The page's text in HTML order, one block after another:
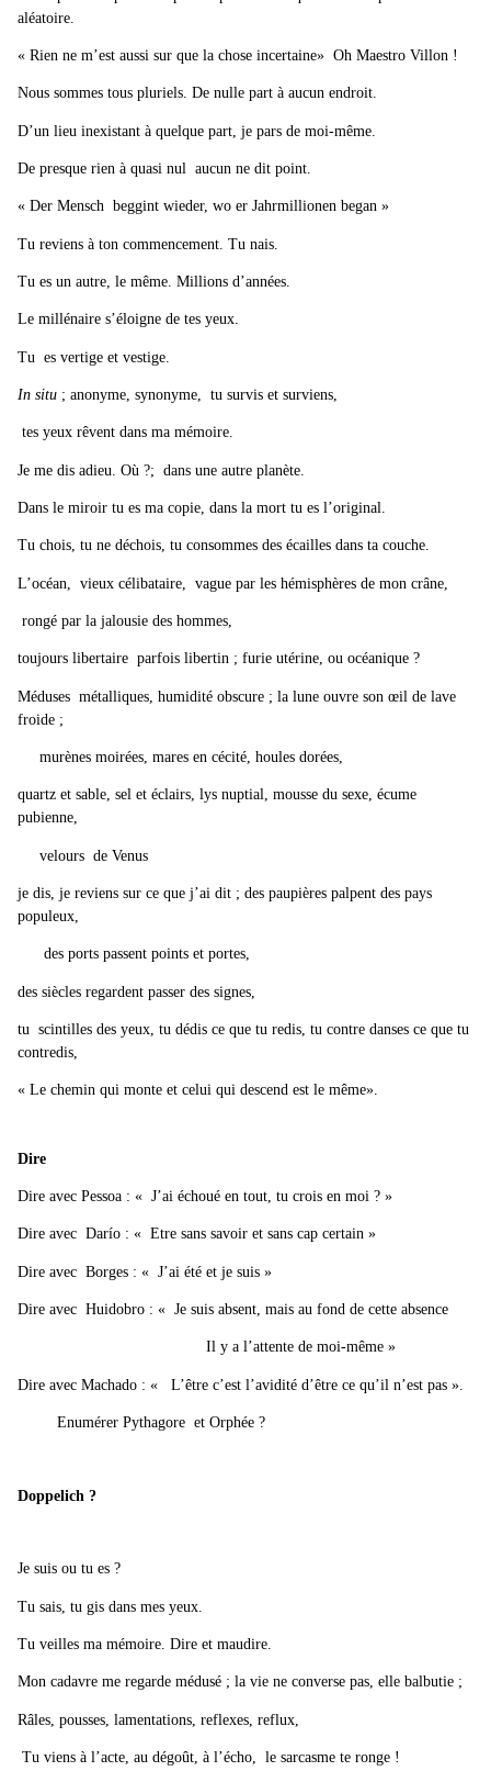
aléatoire.
« Rien ne m’est aussi sur que la chose incertaine» Oh Maestro Villon !
Nous sommes tous pluriels. De nulle part à aucun endroit.
D’un lieu inexistant à quelque part, je pars de moi-même.
De presque rien à quasi nul aucun ne dit point.
« Der Mensch beggint wieder, wo er Jahrmillionen began »
Tu reviens à ton commencement. Tu nais.
Tu es un autre, le même. Millions d’années.
Le millénaire s’éloigne de tes yeux.
Tu es vertige et vestige.
In situ ; anonyme, synonyme, tu survis et surviens,
tes yeux rêvent dans ma mémoire.
Je me dis adieu. Où ?; dans une autre planète.
Dans le miroir tu es ma copie, dans la mort tu es l’original.
Tu chois, tu ne déchois, tu consommes des écailles dans ta couche.
L’océan, vieux célibataire, vague par les hémisphères de mon crâne,
rongé par la jalousie des hommes,
toujours libertaire parfois libertin ; furie utérine, ou océanique ?
Méduses métalliques, humidité obscure ; la lune ouvre son œil de lave
froide ;
murènes moirées, mares en cécité, houles dorées,
quartz et sable, sel et éclairs, lys nuptial, mousse du sexe, écume
pubienne,
velours de Venus
je dis, je reviens sur ce que j’ai dit ; des paupières palpent des pays
populeux,
des ports passent points et portes,
des siècles regardent passer des signes,
tu scintilles des yeux, tu dédis ce que tu redis, tu contre danses ce que tu
contredis,
« Le chemin qui monte et celui qui descend est le même».
Dire
Dire avec Pessoa : « J’ai échoué en tout, tu crois en moi ? »
Dire avec Darío : « Etre sans savoir et sans cap certain »
Dire avec Borges : « J’ai été et je suis »
Dire avec Huidobro : « Je suis absent, mais au fond de cette absence
Il y a l’attente de moi-même »
Dire avec Machado : « L’être c’est l’avidité d’être ce qu’il n’est pas ».
Enumérer Pythagore et Orphée ?
Doppelich ?
Je suis ou tu es ?
Tu sais, tu gis dans mes yeux.
Tu veilles ma mémoire. Dire et maudire.
Mon cadavre me regarde médusé ; la vie ne converse pas, elle balbutie ;
Râles, pousses, lamentations, reflexes, reflux,
Tu viens à l’acte, au dégoût, à l’écho, le sarcasme te ronge !